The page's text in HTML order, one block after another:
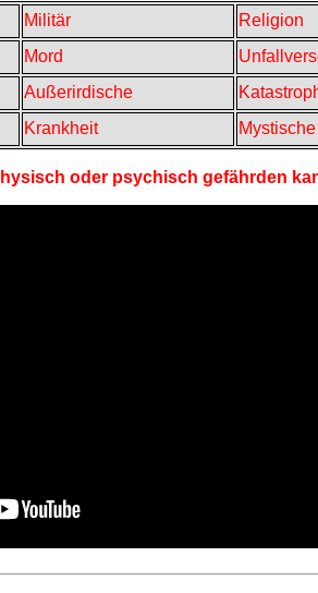
Militär Religion
Mord
Außerirdische
Krankheit
oder psychisch gefährden